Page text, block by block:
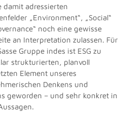
damit adressierten
„Environment“, „Social“
noch eine gewisse
an Interpretation zulassen. Für
Gruppe indes ist ESG zu
strukturierten, planvoll
Element unseres
Denkens und
geworden – und sehr konkret in